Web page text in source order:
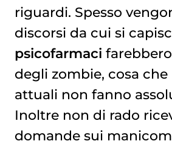
riguardi. Spesso
discorsi da cui si
psicofarmaci
degli zombie, cosa
attuali non fanno
Inoltre non di rado
domande sui